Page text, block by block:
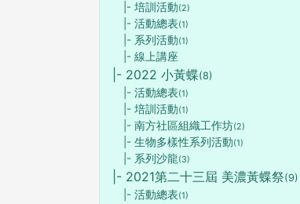
|- 培訓活動(2)
|- 活動總表(1)
|- 系列活動(1)
|- 線上講座
|- 2022 小黃蝶(8)
|- 活動總表(1)
|- 培訓活動(1)
|- 南方社區組織工作坊(2)
|- 生物多樣性系列活動(1)
|- 系列沙龍(3)
|- 2021第二十三屆 美濃黃蝶祭(9)
|- 活動總表(1)